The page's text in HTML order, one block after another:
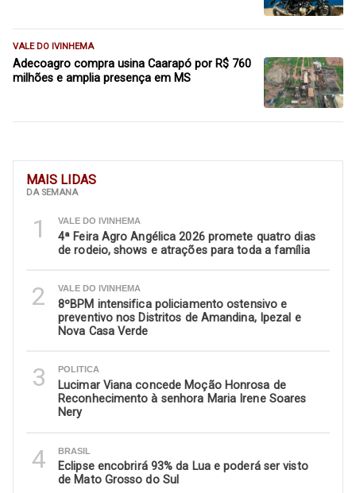
MAIS LIDAS
DA SEMANA
1 VALE DO IVINHEMA
4ª Feira Agro Angélica 2026 promete quatro dias
de rodeio, shows e atrações para toda a família
2 VALE DO IVINHEMA
8ºBPM intensifica policiamento ostensivo e
preventivo nos Distritos de Amandina, Ipezal e
Nova Casa Verde
3 POLITICA
Lucimar Viana concede Moção Honrosa de
Reconhecimento à senhora Maria Irene Soares
Nery
4 BRASIL
Eclipse encobrirá 93% da Lua e poderá ser visto
de Mato Grosso do Sul
VALE DO IVINHEMA
Adecoagro compra usina Caarapó por R$ 760
milhões e amplia presença em MS